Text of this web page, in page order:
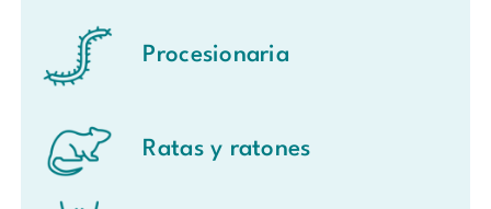
Procesionaria
Ratas y ratones